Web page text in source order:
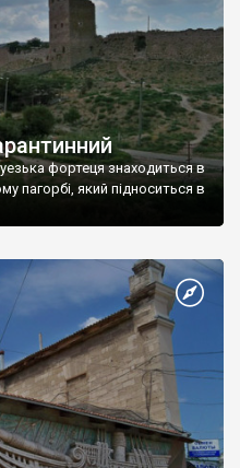
фортеця знаходиться в
пагорбі, який підноситься в